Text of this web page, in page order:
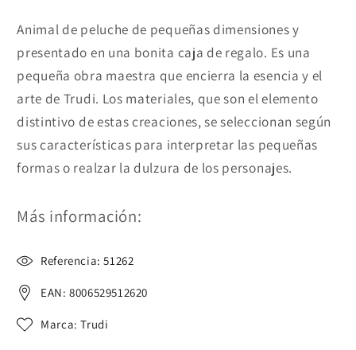
Animal de peluche de pequeñas dimensiones y
presentado en una bonita caja de regalo. Es una
pequeña obra maestra que encierra la esencia y el
arte de Trudi. Los materiales, que son el elemento
distintivo de estas creaciones, se seleccionan según
sus características para interpretar las pequeñas
formas o realzar la dulzura de los personajes.
Más información:
Referencia: 51262
EAN: 8006529512620
Marca: Trudi